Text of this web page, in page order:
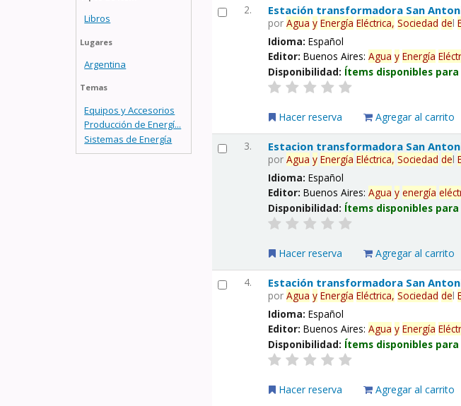
Libros
Lugares
Argentina
Temas
Equipos y Accesorios
Producción de Energí...
Sistemas de Energía
2. Estación transformadora San
porAgua y Energía Eléctrica, Sociedad del
Idioma:Español
Editor:Buenos Aires:Agua y Energía
Disponibilidad: Ítems disponibles
Hacer reserva Agregar al carrito
3. Estacion transformadora San
porAgua y Energía Eléctrica, Sociedad del
Idioma:Español
Editor:Buenos Aires:Agua y energía
Disponibilidad: Ítems disponibles
Hacer reserva Agregar al carrito
4. Estación transformadora San
porAgua y Energía Eléctrica, Sociedad del
Idioma:Español
Editor:Buenos Aires:Agua y Energía
Disponibilidad: Ítems disponibles
Hacer reserva Agregar al carrito